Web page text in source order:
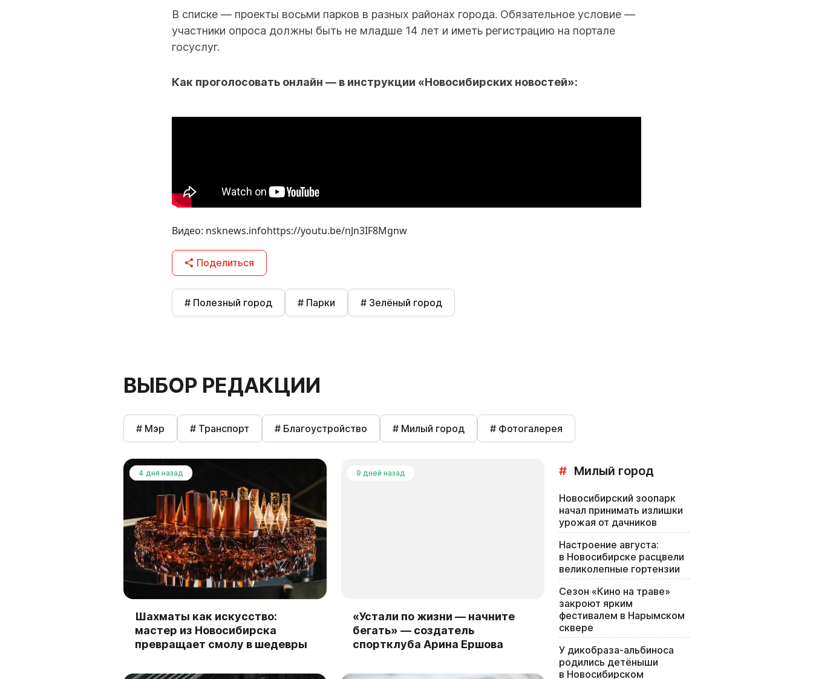
В списке — проекты восьми парков в разных районах города. Обязательное условие —
участники опроса должны быть не младше 14 лет и иметь регистрацию на портале
госуслуг.
Как проголосовать онлайн — в инструкции «Новосибирских новостей»:
Видео: nsknews.infohttps://youtu.be/nJn3IF8Mgnw
Поделиться
# Полезный город # Парки # Зелёный город
ВЫБОР РЕДАКЦИИ
# Мэр # Транспорт # Благоустройство # Милый город # Фотогалерея
4 дня назад
Шахматы как искусство:
мастер из Новосибирска
превращает смолу в шедевры
9 дней назад
«Устали по жизни — начните
бегать» — создатель
спортклуба Арина Ершова
# Милый город
Новосибирский зоопарк
начал принимать излишки
урожая от дачников
Настроение августа:
в Новосибирске расцвели
великолепные гортензии
Сезон «Кино на траве»
закроют ярким
фестивалем в Нарымском
сквере
У дикобраза-альбиноса
родились детёныши
в Новосибирском